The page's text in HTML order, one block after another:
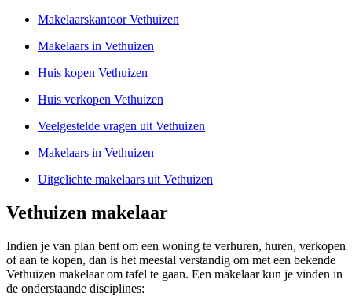
Makelaarskantoor Vethuizen
Makelaars in Vethuizen
Huis kopen Vethuizen
Huis verkopen Vethuizen
Veelgestelde vragen uit Vethuizen
Makelaars in Vethuizen
Uitgelichte makelaars uit Vethuizen
Vethuizen makelaar
Indien je van plan bent om een woning te verhuren, huren, verkopen
of aan te kopen, dan is het meestal verstandig om met een bekende
Vethuizen makelaar om tafel te gaan. Een makelaar kun je vinden in
de onderstaande disciplines: